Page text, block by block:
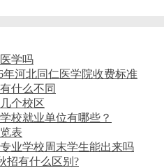
学吗
年河北同仁医学院收费标准
什么不同
个校区
校就业单位有哪些？
表
业学校周末学生能出来吗
招有什么区别?